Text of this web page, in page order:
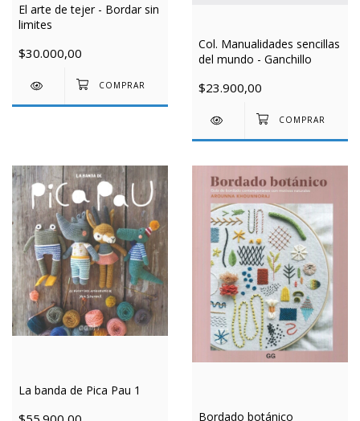
El arte de tejer - Bordar sin
limites
$30.000,00
Col. Manualidades sencillas
del mundo - Ganchillo
$23.900,00
La banda de Pica Pau 1
Bordado botánico